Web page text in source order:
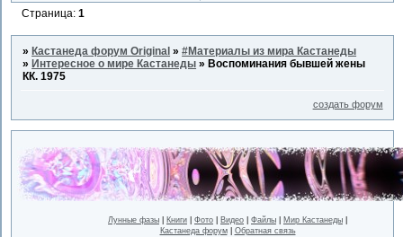
Страница:1
»Кастанеда форум Original »#Материалы из мира Кастанеды
»Интересное о мире Кастанеды »Воспоминания бывшей жены
КК. 1975
создать форум
Лунные фазы Книги Фото Видео Файлы Мир Кастанеды
Кастанеда форум| Обратная связь